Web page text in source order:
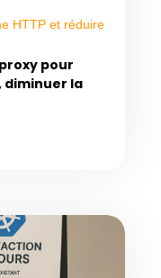
HTTP et réduire
pour
diminuer la